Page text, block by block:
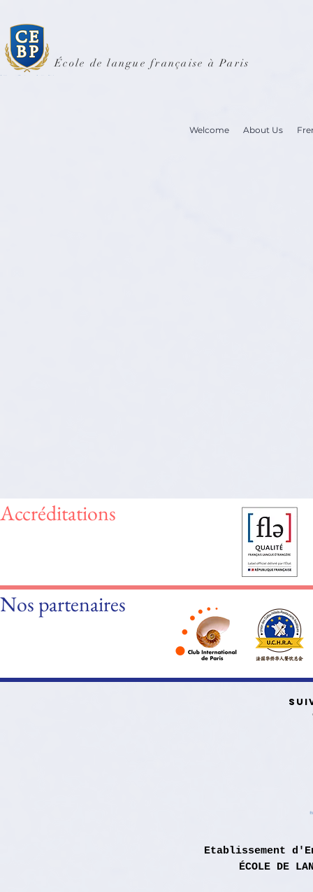
École de langue française à Paris
Welcome About Us
Accréditations
Nos partenaires
Etablissement
ÉCOLE DE